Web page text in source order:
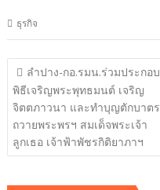
ธุรกิจ
แนะแนว
เรื่อง
ลำปาง-กอ.รมน.ร่วมประกอบ
พิธีเจริญพระพุทธมนต์ เจริญ
จิตตภาวนา และทำบุญตักบาตร
ถวายพระพรฯ สมเด็จพระเจ้า
ลูกเธอ เจ้าฟ้าพัชรกิติยาภาฯ